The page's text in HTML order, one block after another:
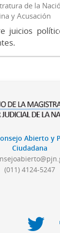
de la
y Acusación
juicios
Abierto y
Ciudadana
(011) 4124-5247